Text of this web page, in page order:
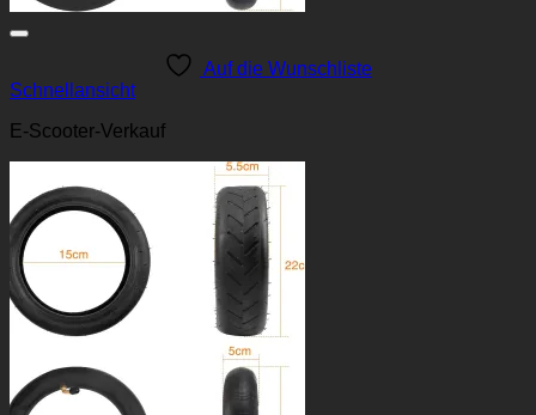
Auf die Wunschliste
Schnellansicht
E-Scooter-Verkauf